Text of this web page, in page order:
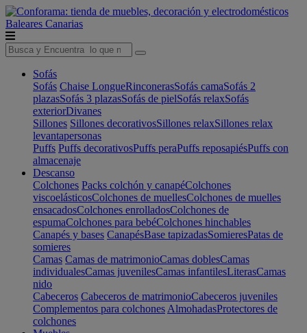
Baleares Canarias
Sofás
Sofás Chaise LongueRinconerasSofás camaSofás 2
plazasSofás 3 plazasSofás de pielSofás relaxSofás
exteriorDivanes
Sillones Sillones decorativosSillones relaxSillones relax
levantapersonas
Puffs Puffs decorativosPuffs peraPuffs reposapiésPuffs con
almacenaje
Descanso
Colchones Packs colchón y canapéColchones
viscoelásticosColchones de muellesColchones de muelles
ensacadosColchones enrolladosColchones de
espumaColchones para bebéColchones hinchables
Canapés y bases CanapésBase tapizadasSomieresPatas de
somieres
Camas Camas de matrimonioCamas doblesCamas
individualesCamas juvenilesCamas infantilesLiterasCamas
nido
Cabeceros Cabeceros de matrimonioCabeceros juveniles
Complementos para colchones AlmohadasProtectores de
colchones